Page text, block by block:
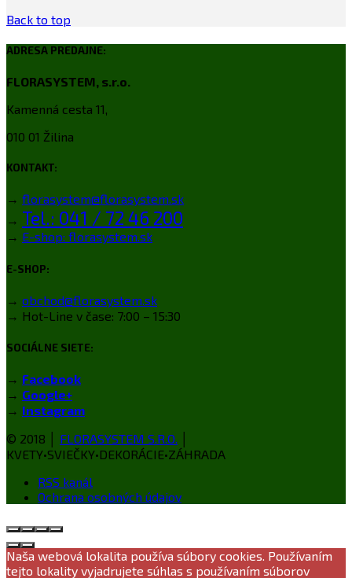
Back to top
ADRESA PREDAJNE:
FLORASYSTEM, s.r.o.
Kamenná cesta 11,
010 01 Žilina
KONTAKT:
→ florasystem@florasystem.sk
→ Tel.: 041 / 72 46 200
→ E-shop: florasystem.sk
E-SHOP:
→ obchod@florasystem.sk
→ Hot-Line v čase: 7:00 – 15:30
SOCIÁLNE SIETE:
→ Facebook
→ Google+
→ Instagram
© 2018 │ FLORASYSTEM S.R.O.
KVETY•SVIEČKY•DEKORÁCIE•ZÁHRADA
RSS kanál
Ochrana osobných údajov
Naša webová lokalita používa súbory cookies. Používaním
tejto lokality vyjadrujete súhlas s používaním súborov